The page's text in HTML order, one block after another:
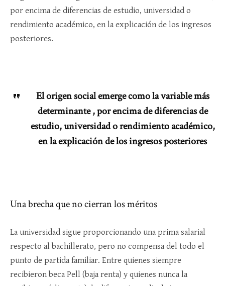
por encima de diferencias de estudio, universidad o
rendimiento académico, en la explicación de los ingresos
posteriores.​
El origen social emerge como la variable más
determinante , por encima de diferencias de
estudio, universidad o rendimiento académico,
en la explicación de los ingresos posteriores
Una brecha que no cierran los méritos
La universidad sigue proporcionando una prima salarial
respecto al bachillerato, pero no compensa del todo el
punto de partida familiar. Entre quienes siempre
recibieron beca Pell (baja renta) y quienes nunca la